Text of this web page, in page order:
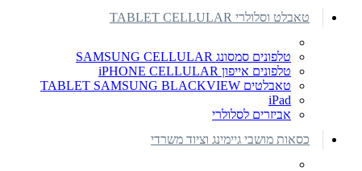
טאבלט וסלולרי TABLET CELLULAR
טלפונים סמסונג SAMSUNG CELLULAR
טלפונים אייפון iPHONE CELLULAR
טאבלטים TABLET SAMSUNG BLACKVIEW
iPad
אביזרים לסלולרי
כסאות מושבי גיימינג וציוד משרדי